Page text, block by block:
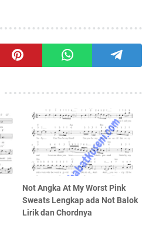
Not Angka At My Worst Pink
Sweats Lengkap ada Not Balok
Lirik dan Chordnya